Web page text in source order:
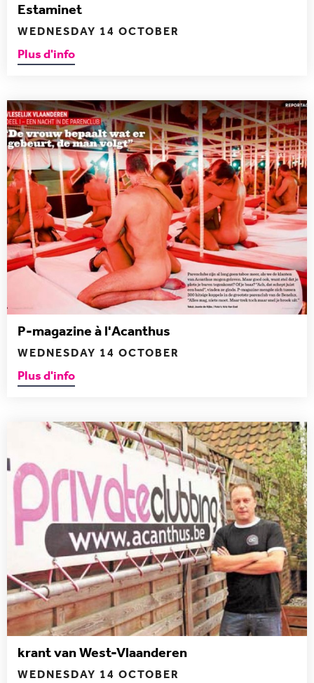
Estaminet
WEDNESDAY 14 OCTOBER
Plus d'info
P-magazine à l'Acanthus
WEDNESDAY 14 OCTOBER
Plus d'info
krant van West-Vlaanderen
WEDNESDAY 14 OCTOBER